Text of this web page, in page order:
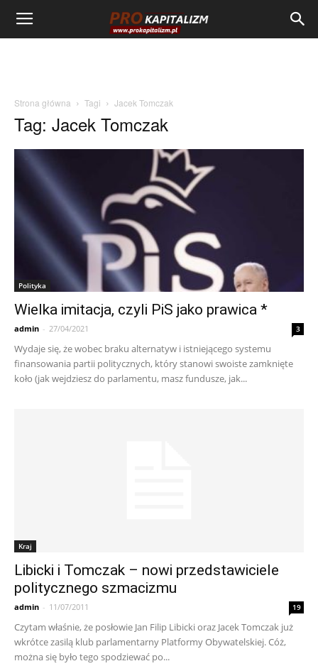
Strona główna Tagi Jacek Tomczak
Tag: Jacek Tomczak
Polityka
Wielka imitacja, czyli PiS jako prawica *
admin - 27/04/2021 3
Wydaje się, że wobec braku alternatyw i istniejącego systemu
finansowania partii politycznych, który stanowi swoiste zamknięte
koło (jak wejdziesz do parlamentu, masz fundusze, jak...
Kraj
Libicki i Tomczak – nowi przedstawiciele
politycznego szmacizmu
admin - 11/07/2011 19
Czytam właśnie, że posłowie Jan Filip Libicki oraz Jacek Tomczak już
wkrótce zasilą klub parlamentarny Platformy Obywatelskiej. Cóż,
można się było tego spodziewać po...